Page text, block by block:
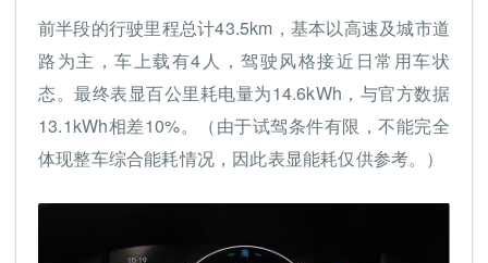
前半段的行驶里程总计43.5km，基本以高速及城市道
路为主，车上载有4人，驾驶风格接近日常用车状
态。最终表显百公里耗电量为14.6kWh，与官方数据
13.1kWh相差10%。（由于试驾条件有限，不能完全
体现整车综合能耗情况，因此表显能耗仅供参考。）